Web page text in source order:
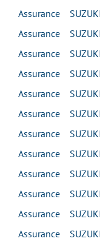
Assurance
Assurance
Assurance
Assurance
Assurance
Assurance
Assurance
Assurance
Assurance
Assurance
Assurance
Assurance